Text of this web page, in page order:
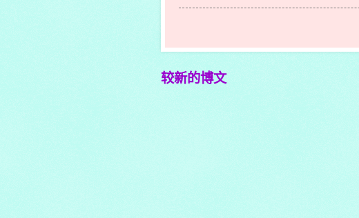
较新的博文